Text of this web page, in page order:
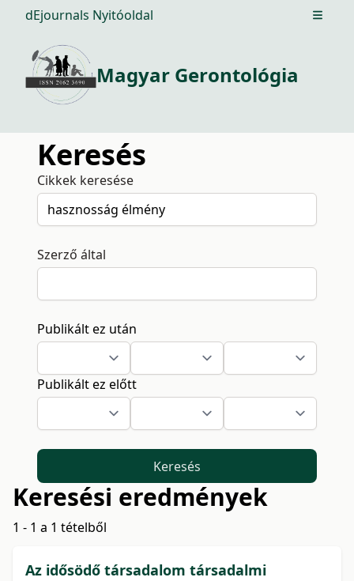
dEjournals Nyitóoldal Open
Magyar Gerontológia
Keresés
Cikkek keresése
Szerző által
Publikált ez után
Publikált ez előtt
Keresés
Keresési eredmények
1 - 1 a 1 tételből
Az idősödő társadalom társadalmi